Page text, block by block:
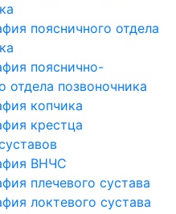
поясничного отдела
пояснично-
отдела позвоночника
копчика
крестца
ВНЧС
плечевого сустава
локтевого сустава